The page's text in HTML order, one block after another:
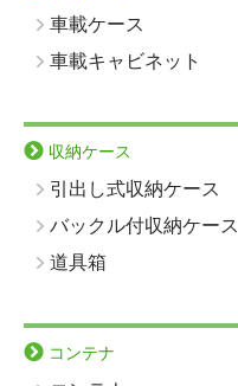
車載ケース
車載キャビネット
収納ケース
引出し式収納ケース
バックル付収納ケース
道具箱
コンテナ